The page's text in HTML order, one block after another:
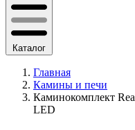
Каталог
Главная
Камины и печи
Каминокомплект
LED